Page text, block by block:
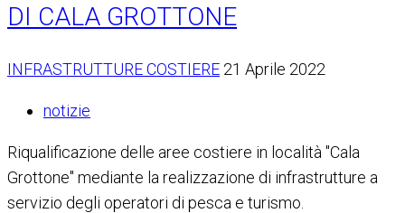
DI CALA GROTTONE
INFRASTRUTTURE COSTIERE 21 Aprile 2022
notizie
Riqualificazione delle aree costiere in località "Cala
Grottone" mediante la realizzazione di infrastrutture a
servizio degli operatori di pesca e turismo.